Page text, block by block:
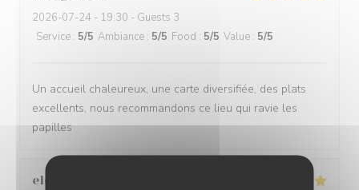
2026-07-24 - 19:30 - Guests 3
Service : 5/5 Ambiance : 5/5 Food : 5/5 Value : 5/5
Un accueil chaleureux, une carte diversifiée, des plats
excellents, nous recommandons ce lieu qui ravie les
papilles
elodie